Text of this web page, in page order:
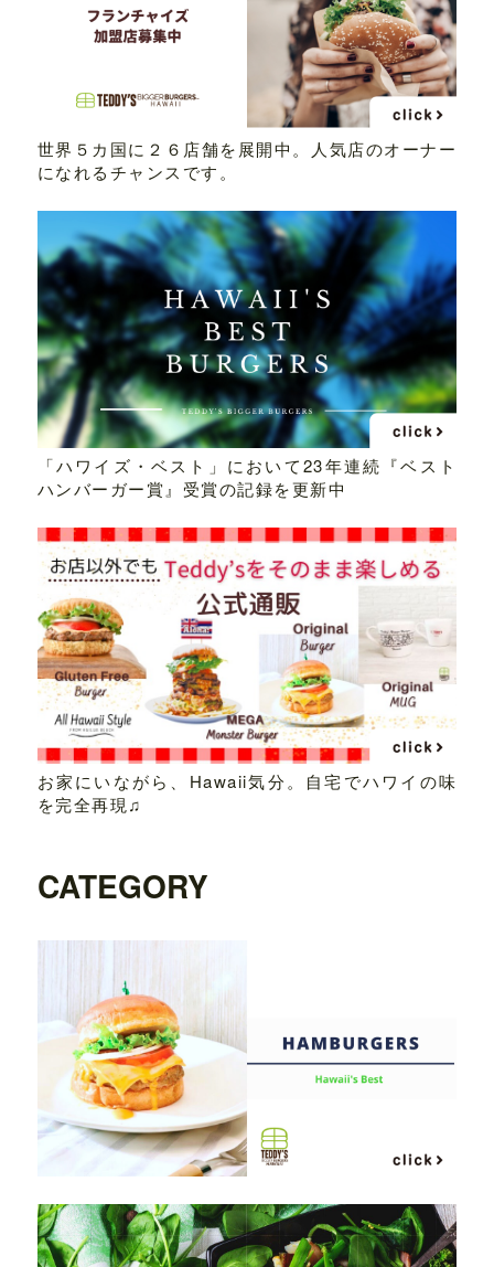
世界５カ国に２６店舗を展開中。人気店のオーナー
になれるチャンスです。
「ハワイズ・ベスト」において23年連続『ベスト
ハンバーガー賞』受賞の記録を更新中
お家にいながら、Hawaii気分。自宅でハワイの味
を完全再現♫
CATEGORY